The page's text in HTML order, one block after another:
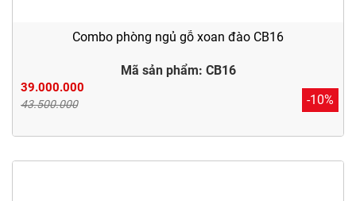
Combo phòng ngủ gỗ xoan đào CB16
Mã sản phẩm: CB16
39.000.000
43.500.000 -10%